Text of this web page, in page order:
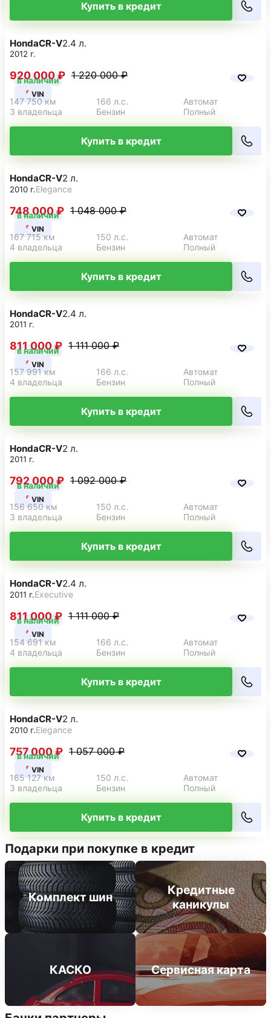
Купить в кредит
в наличии
VIN
HondaCR-V2.4 л.
2012 г.
920 000 ₽ 1 220 000 ₽
147 750 км 166 л.с.
Автомат
3 владельца
Бензин Полный
Купить в кредит
в наличии
VIN
HondaCR-V2 л.
2010 г.Elegance
748 000 ₽ 1 048 000 ₽
167 715 км 150 л.с.
Автомат
4 владельца
Бензин Полный
Купить в кредит
в наличии
VIN
HondaCR-V2.4 л.
2011 г.
811 000 ₽ 1 111 000 ₽
157 991 км 166 л.с.
Автомат
4 владельца
Бензин Полный
Купить в кредит
в наличии
VIN
HondaCR-V2 л.
2011 г.
792 000 ₽ 1 092 000 ₽
156 650 км 150 л.с.
Автомат
3 владельца
Бензин Полный
Купить в кредит
в наличии
VIN
HondaCR-V2.4 л.
2011 г.Executive
811 000 ₽ 1 111 000 ₽
154 691 км 166 л.с.
Автомат
4 владельца
Бензин Полный
Купить в кредит
в наличии
VIN
HondaCR-V2 л.
2010 г.Elegance
757 000 ₽ 1 057 000 ₽
165 127 км 150 л.с.
Автомат
3 владельца
Бензин Полный
Купить в кредит
Подарки при покупке в кредит
Комплект шин
Кредитные
каникулы
КАСКО Сервисная карта